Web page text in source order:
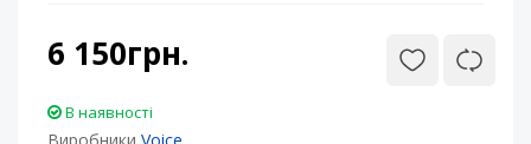
6 150грн.
В наявності